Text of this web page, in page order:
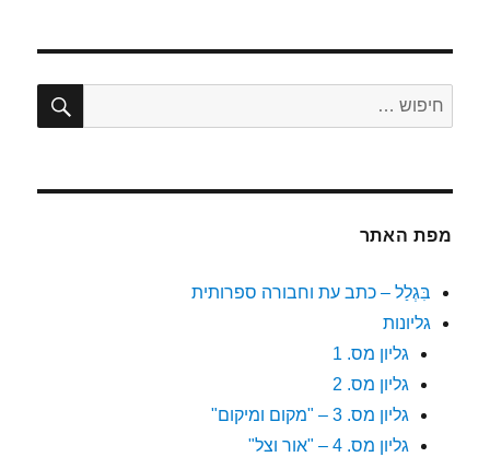
חפש: חיפוש
מפת האתר
בִּגְלַל – כתב עת וחבורה ספרותית
גליונות
גליון מס. 1
גליון מס. 2
גליון מס. 3 – "מקום ומיקום"
גליון מס. 4 – "אור וצל"